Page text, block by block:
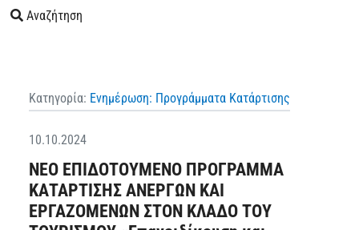
Αναζήτηση
Κατηγορία: Ενημέρωση: Προγράμματα Κατάρτισης
10.10.2024
ΝΕΟ ΕΠΙΔΟΤΟΥΜΕΝΟ ΠΡΟΓΡΑΜΜΑ
ΚΑΤΑΡΤΙΣΗΣ ΑΝΕΡΓΩΝ ΚΑΙ
ΕΡΓΑΖΟΜΕΝΩΝ ΣΤΟΝ ΚΛΑΔΟ ΤΟΥ